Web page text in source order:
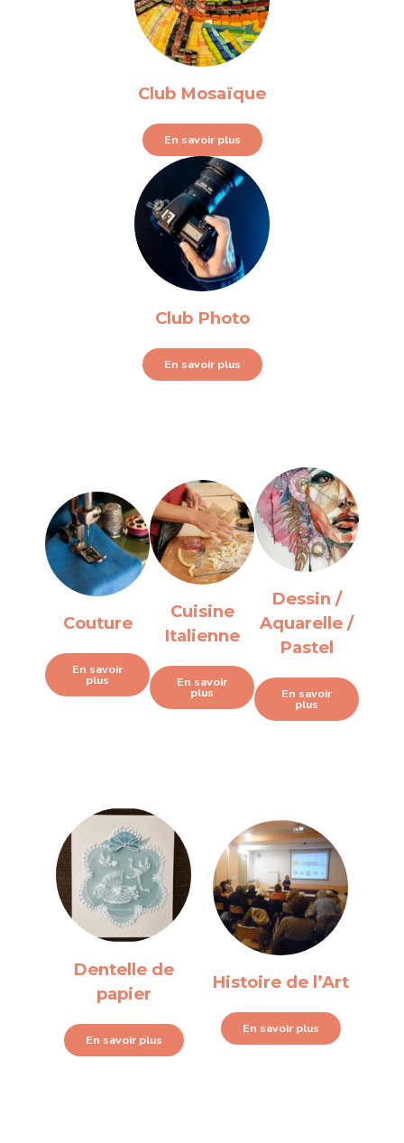
Club Mosaïque
En savoir plus
Club Photo
En savoir plus
Couture
En savoir
plus
Cuisine
Italienne
En savoir
plus
Dessin /
Aquarelle /
Pastel
En savoir
plus
Dentelle de
papier
En savoir plus
Histoire de l’Art
En savoir plus